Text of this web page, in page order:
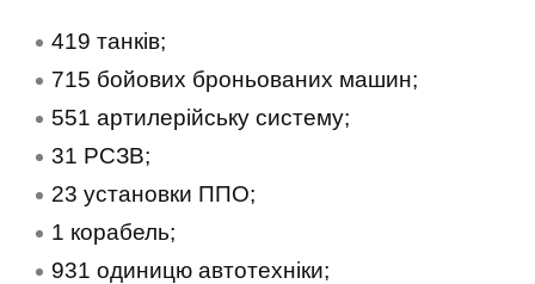
419 танків;
715 бойових броньованих машин;
551 артилерійську систему;
31 РСЗВ;
23 установки ППО;
1 корабель;
931 одиницю автотехніки;